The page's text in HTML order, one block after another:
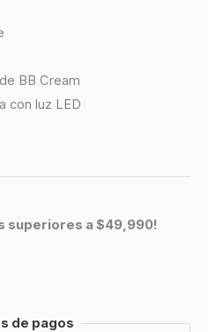
BB Cream
con luz LED
superiores a $49,990!
de pagos